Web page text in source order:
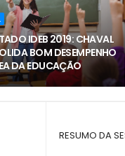
IDEB 2019: CHAVAL
BOM DESEMPENHO
DA EDUCAÇÃO
RESUMO DA